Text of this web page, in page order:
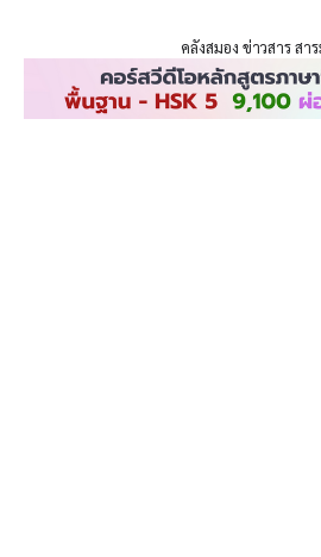
คลังสมอง ข่าวสาร สา